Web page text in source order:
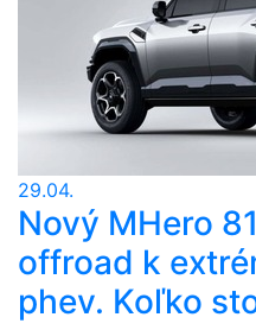
29.04.
Nový MHero
offroad k
phev. Koľko